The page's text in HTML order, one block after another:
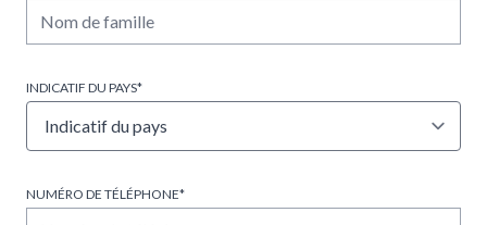
INDICATIF DU PAYS*
NUMÉRO DE TÉLÉPHONE*